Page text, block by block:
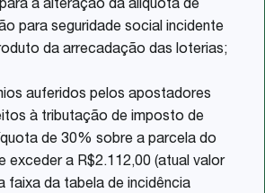
a alteração da alíquota de
para seguridade social incidente
da arrecadação das loterias;
auferidos pelos apostadores
à tributação de imposto de
de 30% sobre a parcela do
exceder a R$2.112,00 (atual valor
faixa da tabela de incidência